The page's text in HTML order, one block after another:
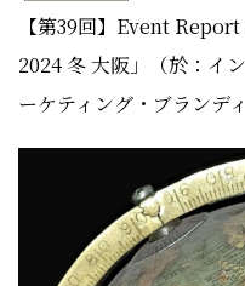
【第39回】Event
2024 冬 大阪」（於：イ
ーケティング・ブランデ